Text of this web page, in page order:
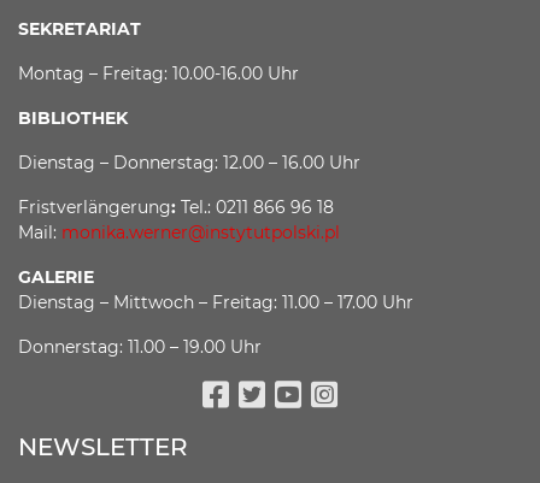
SEKRETARIAT
Montag – Freitag: 10.00-16.00 Uhr
BIBLIOTHEK
Dienstag – Donnerstag: 12.00 – 16.00 Uhr
Fristverlängerung: Tel.: 0211 866 96 18
Mail: monika.werner@instytutpolski.pl
GALERIE
Dienstag – Mittwoch – Freitag: 11.00 – 17.00 Uhr
Donnerstag: 11.00 – 19.00 Uhr
NEWSLETTER